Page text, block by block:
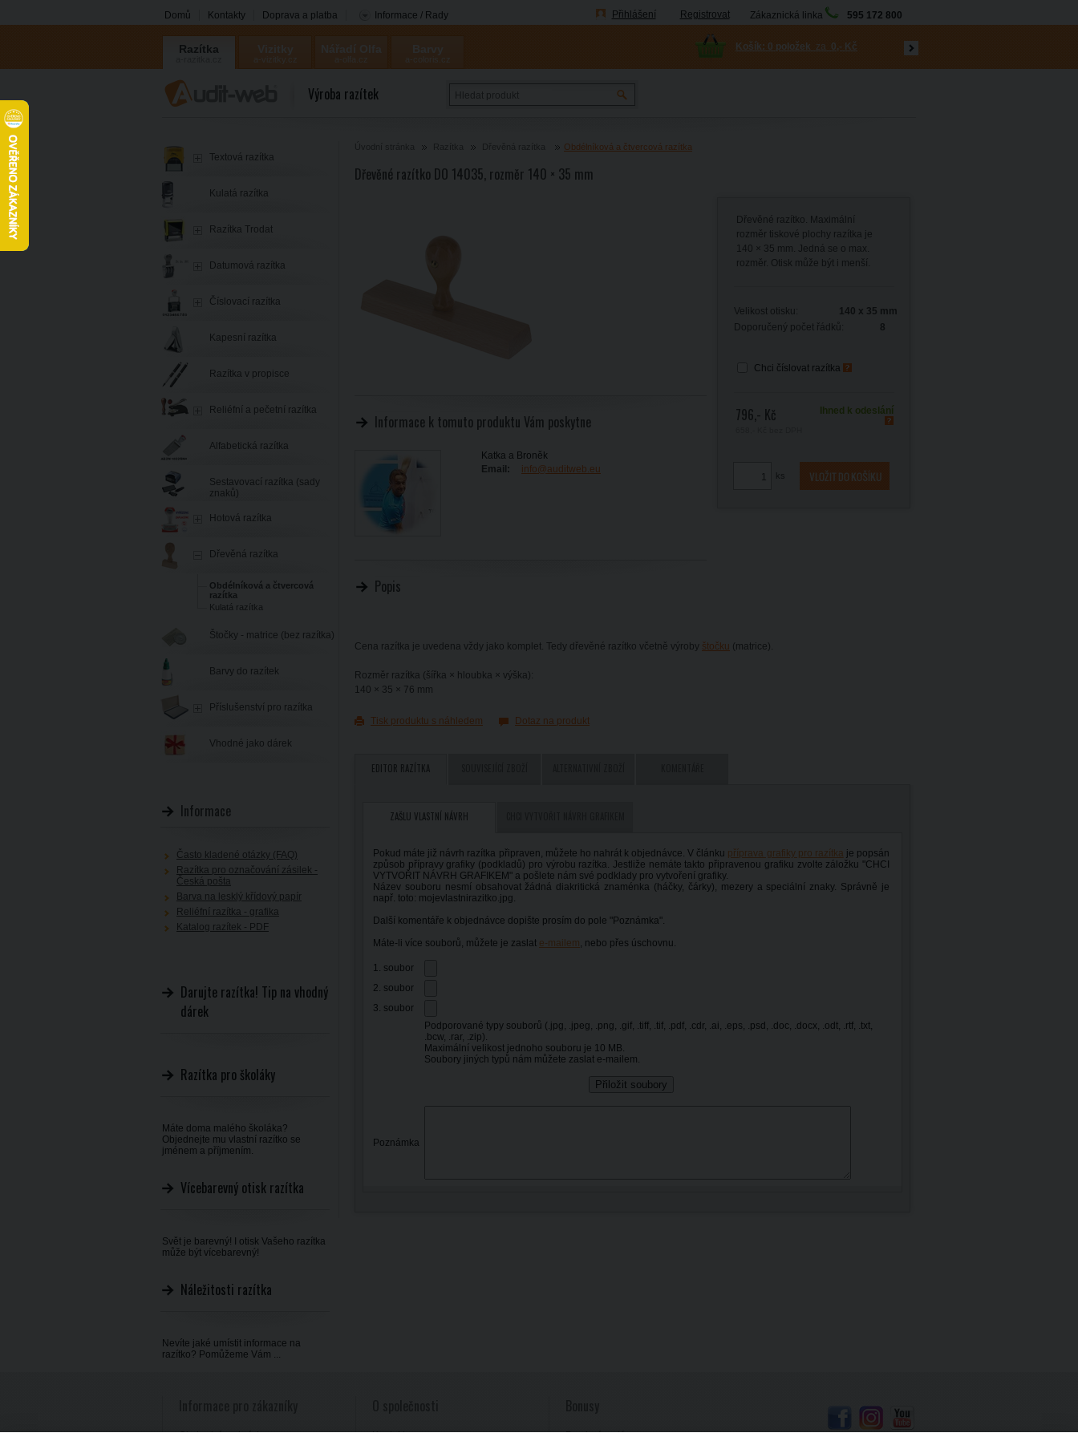
Domů Kontakty Doprava a platba Informace / Rady Přihlášení Registrovat Zákaznická linka 595 172 800
Razítka
Coloris
Košík: 0 položek za 0,- Kč
Výroba razítek
Obdélníková a čtvercová razítka
Dřevěné razítko DO 14035, rozměr 140 × 35 mm
Informace k tomuto produktu Vám poskytne
Katka a Broněk
info@auditweb.eu
Email:
Dřevěné razítko. Maximální
rozměr tiskové plochy razítka je
140 × 35 mm. Jedná se o max.
rozměr. Otisk může být i menší.
Velikost otisku:
140 x 35 mm
Doporučený počet řádků:
8
Chci číslovat razítka
796,- Kč Ihned k odeslání
ks
Popis
Cena razítka je uvedena vždy jako komplet. Tedy dřevěné razítko včetně výroby štočku (matrice).
Rozměr razítka (šířka × hloubka × výška):
140 × 35 × 76 mm
Tisk produktu s náhledem Dotaz na produkt
EDITOR RAZÍTKA
ZAŠLU VLASTNÍ NÁVRH
Pokud máte již návrh razítka připraven, můžete ho nahrát k objednávce. V článku příprava grafiky pro razítka je popsán
způsob přípravy grafiky (podkladů) pro výrobu razítka. Jestliže nemáte takto připravenou grafiku zvolte záložku "CHCI
VYTVOŘIT NÁVRH GRAFIKEM" a pošlete nám své podklady pro vytvoření grafiky.
Název souboru nesmí obsahovat žádná diakritická znaménka (háčky, čárky), mezery a speciální znaky. Správně je
např. toto: mojevlastnirazitko.jpg.
Další komentáře k objednávce dopište prosím do pole "Poznámka".
Máte-li více souborů, můžete je zaslat e-mailem, nebo přes úschovnu.
1. soubor
2. soubor
3. soubor
Podporované typy souborů (.jpg, .jpeg, .png, .gif, .tiff, .tif, .pdf, .cdr, .ai, .eps, .psd, .doc, .docx, .odt, .rtf, .txt,
.bcw, .rar, .zip).
Maximální velikost jednoho souboru je 10 MB.
Soubory jiných typů nám můžete zaslat e-mailem.
Poznámka
Textová razítka
Kulatá razítka
Razítka Trodat
Datumová razítka
Číslovací razítka
Kapesní razítka
Razítka v propisce
Reliéfní a pečetní razítka
Alfabetická razítka
Sestavovací razítka (sady
znaků)
Hotová razítka
Dřevěná razítka
Obdélníková a čtvercová
razítka
Kulatá razítka
Štočky - matrice (bez razítka)
Barvy do razítek
Příslušenství pro razítka
Vhodné jako dárek
Informace
Často kladené otázky (FAQ)
Razítka pro označování zásilek -
Česká pošta
Barva na lesklý křídový papír
Reliéfní razítka - grafika
Katalog razítek - PDF
Darujte razítka! Tip na vhodný
dárek
Razítka pro školáky
Máte doma malého školáka?
Objednejte mu vlastní razítko se
jménem a příjmením.
Vícebarevný otisk razítka
Svět je barevný! I otisk Vašeho razítka
může být vícebarevný!
Náležitosti razítka
Nevíte jaké umístit informace na
razítko? Pomůžeme Vám ...